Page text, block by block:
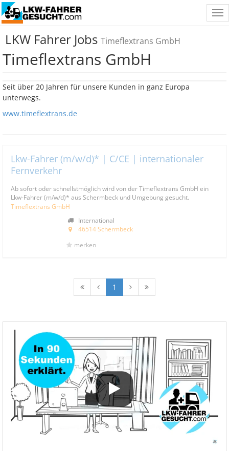
LKW Fahrer Jobs Timeflextrans GmbH
Timeflextrans GmbH
Seit über 20 Jahren für unsere Kunden in ganz Europa
unterwegs.
www.timeflextrans.de
Lkw-Fahrer (m/w/d)* | C/CE | internationaler
Fernverkehr
Ab sofort oder schnellstmöglich wird von der Timeflextrans GmbH ein
Lkw-Fahrer (m/w/d)* aus Schermbeck und Umgebung gesucht.
Timeflextrans GmbH
International
46514 Schermbeck
merken
1